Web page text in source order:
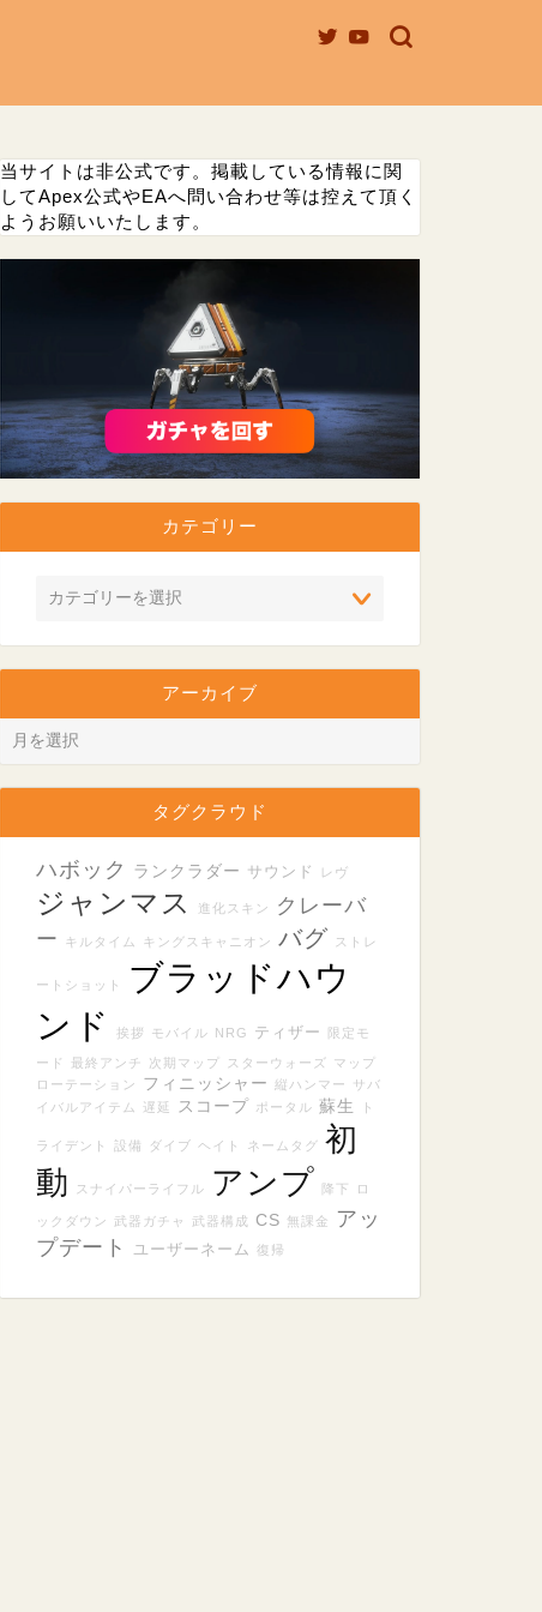
当サイトは非公式です。掲載している情報に関
してApex公式やEAへ問い合わせ等は控えて頂く
ようお願いいたします。
カテゴリー
アーカイブ
タグクラウド
ハボック ランクラダー サウンド レヴ
ジャンマス 進化スキン
クレーバ
ー
キルタイム キングスキャニオン バグ ストレ
ートショット
ブラッドハウ
ンド
挨拶 モバイル NRG ティザー 限定モ
ード 最終アンチ 次期マップ スターウォーズ
マップ
ローテーション
フィニッシャー 縦ハンマー
サバ
イバルアイテム
遅延 スコープ ポータル 蘇生 ト
ライデント 設備 ダイブ ヘイト ネームタグ 初
動
スナイパーライフル アンプ 降下 ロ
ックダウン 武器ガチャ 武器構成 CS 無課金
アッ
プデート
ユーザーネーム 復帰